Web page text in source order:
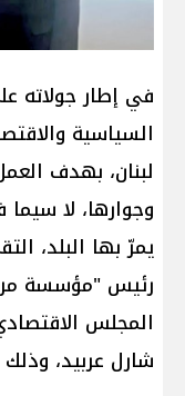
في إطار جولاته
السياسية
لبنان، بهدف
وجوارها، لا
يمرّ بها البلد،
رئيس "مؤسسة
المجلس
شارل عربيد،